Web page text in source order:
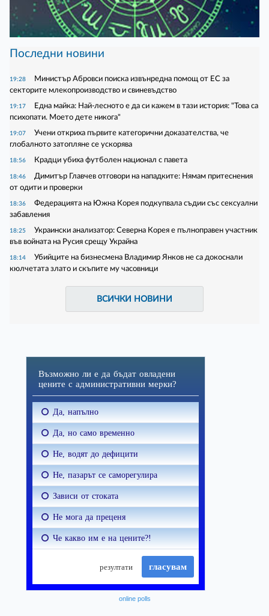
Последни новини
19:28
Министър Абровси поиска извънредна помощ от ЕС за
секторите млекопроизводство и свиневъдство
19:17
Една майка: Най-лесното е да си кажем в тази история: "Това са
психопати. Моето дете никога"
19:07
Учени откриха първите категорични доказателства, че
глобалното затопляне се ускорява
18:56 Крадци убиха футболен национал с павета
18:46
Димитър Главчев отговори на нападките: Нямам притеснения
от одити и проверки
18:36
Федерацията на Южна Корея подкупвала съдии със сексуални
забавления
18:25
Украински анализатор: Северна Корея е пълноправен участник
във войната на Русия срещу Украйна
18:14
Убийците на бизнесмена Владимир Янков не са докоснали
кюлчетата злато и скъпите му часовници
ВСИЧКИ НОВИНИ
online polls